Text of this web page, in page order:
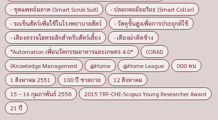
- ชุดแพทย์ฉลาด (Smart Scrub Suit)
- ปลอกคออัจฉริยะ (Smart Collar)
- รถเข็นสัตว์เพื่อใช้ในโรงพยาบาลสัตว์
- วัสดุขั้นสูงเพื่อการประยุกต์ใช้
- เตียงตรวจไฮดรอลิกสำหรับสัตว์เลี้ยง
- เตียงผ่าตัดช้าง
“Automation เพื่อนวัตกรรมอาหารและเกษตร 4.0”
(CIRAD
(Knowledge Management
@Home @Home League
000 คน
1 สิงหาคม 2551
100 ปี ชาตกาล
12 สิงหาคม
15 – 16 กุมภาพันธ์ 2558
2015 TRF-CHE-Scopus Young Researcher Award
21 ปี